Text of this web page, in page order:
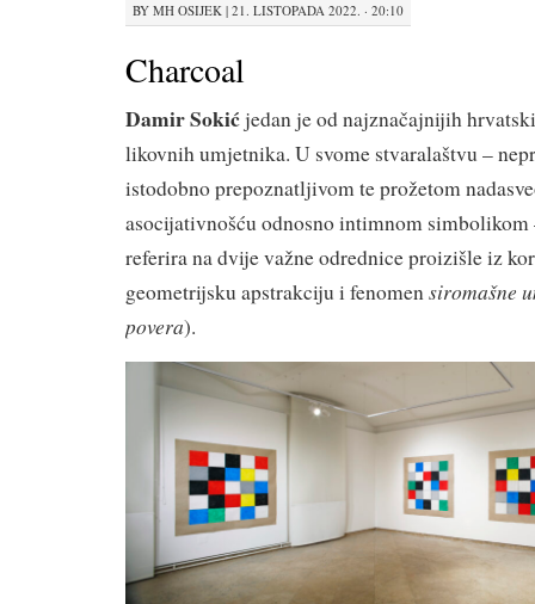
BY MH OSIJEK | 21. LISTOPADA 2022. · 20:10
Charcoal
Damir Sokićjedan je od najznačajnijih
likovnih umjetnika. U svome stvaralaštvu –
istodobno prepoznatljivom te prožetom
asocijativnošću odnosno intimnom simbolikom
referira na dvije važne odrednice proizišle iz
geometrijsku apstrakciju i fenomensiromašne
povera).